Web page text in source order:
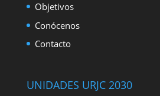
Objetivos
Conócenos
Contacto
UNIDADES URJC 2030